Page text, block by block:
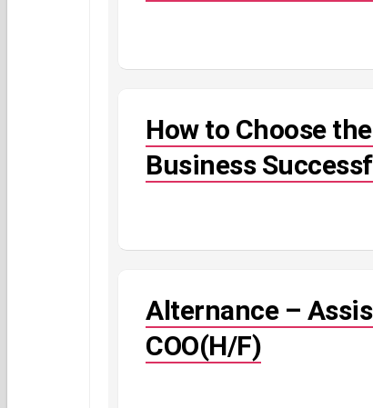
How to Choose
Business
Alternance –
COO(H/F)